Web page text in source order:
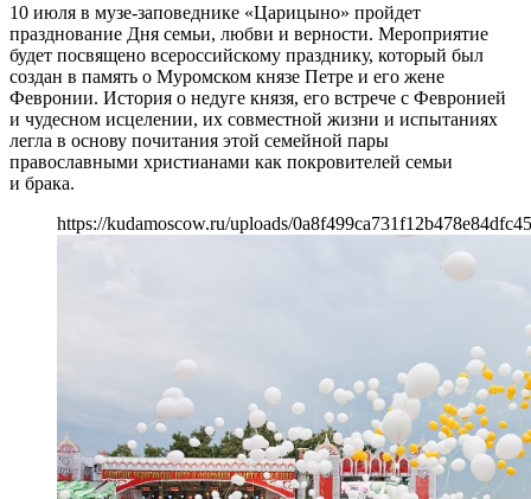
10 июля в музе-заповеднике «Царицыно» пройдет
празднование Дня семьи, любви и верности. Мероприятие
будет посвящено всероссийскому празднику, который был
создан в память о Муромском князе Петре и его жене
Февронии. История о недуге князя, его встрече с Февронией
и чудесном исцелении, их совместной жизни и испытаниях
легла в основу почитания этой семейной пары
православными христианами как покровителей семьи
и брака.
https://kudamoscow.ru/uploads/